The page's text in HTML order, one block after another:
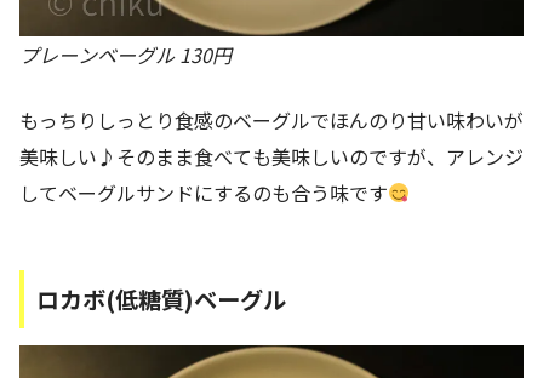
プレーンベーグル 130円
もっちりしっとり食感のベーグルでほんのり甘い味わいが
美味しい♪そのまま食べても美味しいのですが、アレンジ
してベーグルサンドにするのも合う味です
ロカボ(低糖質)ベーグル